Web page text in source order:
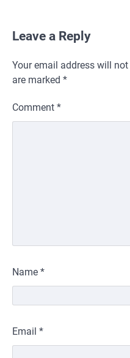
Leave a Reply
Your email address will
are marked *
Comment *
Name *
Email *